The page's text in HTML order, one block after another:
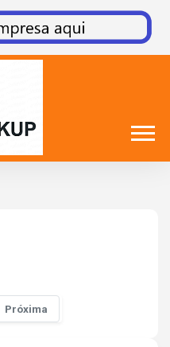
Próxima